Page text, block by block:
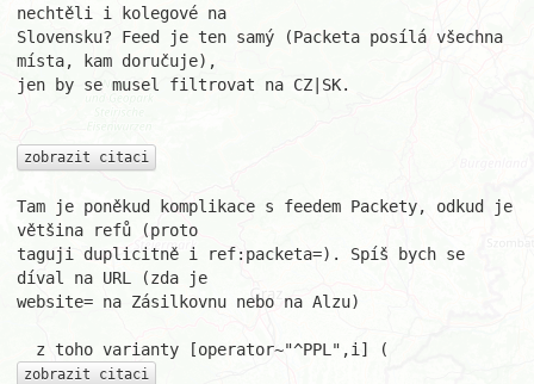
nechtěli i kolegové na
Slovensku? Feed je ten samý (Packeta posílá všechna
místa, kam doručuje),
jen by se musel filtrovat na CZ|SK.
zobrazit citaci
Tam je poněkud komplikace s feedem Packety, odkud je
většina refů (proto
taguji duplicitně i ref:packeta=). Spíš bych se
díval na URL (zda je
website= na Zásilkovnu nebo na Alzu)
zobrazit citaci